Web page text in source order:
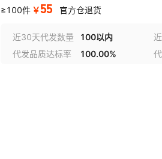
≥100件 ￥55 官方仓退货
近30天代发数量 100以内
代发品质达标率
100.00%